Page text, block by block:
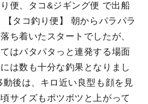
便、タコ&ジギング便 で出船
【タコ釣り便】 朝からパラパラ
ち着いたスタートでしたが、
はパタパタっと連発する場面
は数も十分な釣果となりまし
動後は、キロ近い良型も顔を見
サイズもポツポツと上がって